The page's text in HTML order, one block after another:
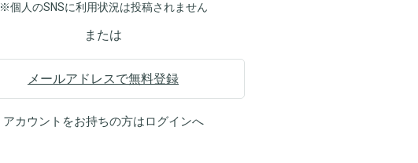
※個人のSNSに利用状況は投稿されません
または
メールアドレスで無料登録
アカウントをお持ちの方はログインへ